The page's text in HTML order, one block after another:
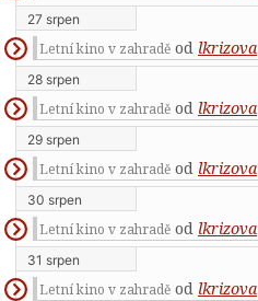
27 srpen
Letní kino v zahradě od lkrizova
28 srpen
Letní kino v zahradě od lkrizova
29 srpen
Letní kino v zahradě od lkrizova
30 srpen
Letní kino v zahradě od lkrizova
31 srpen
Letní kino v zahradě od lkrizova